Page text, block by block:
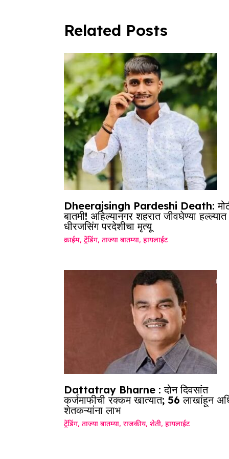
Related Posts
Dheerajsingh Pardeshi Death:
बातमी! अहिल्यानगर शहरात जीवघेण्या हल्ल्यात
धीरजसिंग परदेशीचा मृत्यू
क्राईम, ट्रेंडिंग, ताज्या बातम्या, हायलाईट
Dattatray Bharne : दोन दिवसांत
कर्जमाफीची रक्कम खात्यात; 56 लाखांहून
शेतकऱ्यांना लाभ
ट्रेंडिंग, ताज्या बातम्या, राजकीय, शेती, हायलाईट